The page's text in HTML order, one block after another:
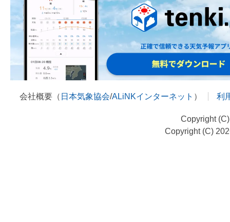
会社概要（ 日本気象協会/ALiNKインターネット ） 利
Copyright
Copyright (C)